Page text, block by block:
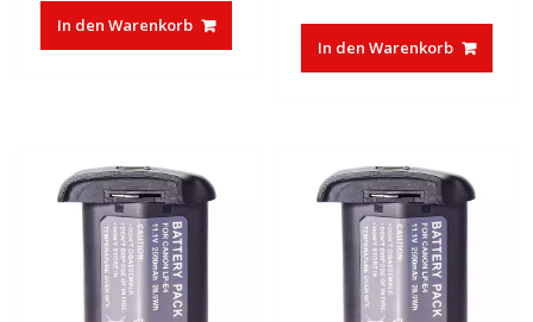
In den Warenkorb
In den Warenkorb